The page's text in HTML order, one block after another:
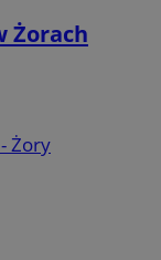
Żorach
Żory